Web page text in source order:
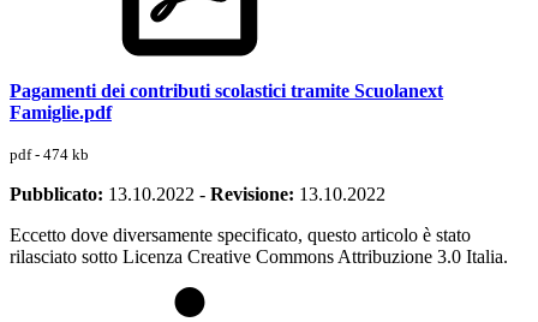
Pagamenti dei contributi scolastici tramite Scuolanext
Famiglie.pdf
pdf - 474 kb
Pubblicato: 13.10.2022 - Revisione: 13.10.2022
Eccetto dove diversamente specificato, questo articolo è stato
rilasciato sotto Licenza Creative Commons Attribuzione 3.0 Italia.